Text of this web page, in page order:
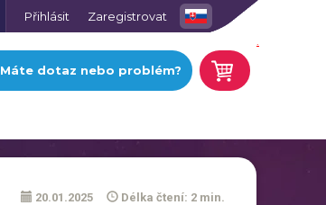
Přihlásit Zaregistrovat
Máte dotaz nebo problém?
20.01.2025 Délka čtení: 2 min.